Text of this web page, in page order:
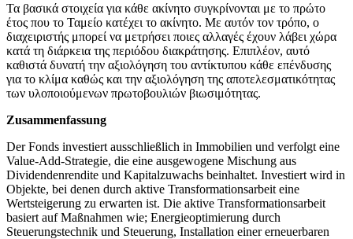
Τα βασικά στοιχεία για κάθε ακίνητο συγκρίνονται με το πρώτο
έτος που το Ταμείο κατέχει το ακίνητο. Με αυτόν τον τρόπο, ο
διαχειριστής μπορεί να μετρήσει ποιες αλλαγές έχουν λάβει χώρα
κατά τη διάρκεια της περιόδου διακράτησης. Επιπλέον, αυτό
καθιστά δυνατή την αξιολόγηση του αντίκτυπου κάθε επένδυσης
για το κλίμα καθώς και την αξιολόγηση της αποτελεσματικότητας
των υλοποιούμενων πρωτοβουλιών βιωσιμότητας.
Zusammenfassung
Der Fonds investiert ausschließlich in Immobilien und verfolgt eine
Value-Add-Strategie, die eine ausgewogene Mischung aus
Dividendenrendite und Kapitalzuwachs beinhaltet. Investiert wird in
Objekte, bei denen durch aktive Transformationsarbeit eine
Wertsteigerung zu erwarten ist. Die aktive Transformationsarbeit
basiert auf Maßnahmen wie; Energieoptimierung durch
Steuerungstechnik und Steuerung, Installation einer erneuerbaren